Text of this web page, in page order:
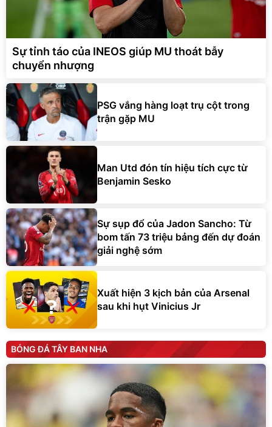
Sự tỉnh táo của INEOS giúp MU thoát bẫy
chuyển nhượng
PSG vắng hàng loạt trụ cột trong
trận gặp MU
Man Utd đón tín hiệu tích cực từ
Benjamin Sesko
Sự sụp đổ của Jadon Sancho: Từ
bom tấn 73 triệu bảng đến dự đoán
giải nghệ sớm
Xuất hiện 3 kịch bản của Arsenal
sau khi hụt Vinicius Jr
BÓNG ĐÁ TÂY BAN NHA